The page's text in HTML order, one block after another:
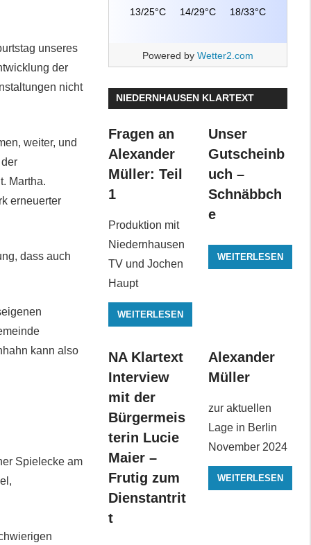
unseres
der
nicht
weiter, und
Martha.
erneuerter
dass auch
kann also
Spielecke am
13/25°C 14/29°C 18/33°C
Powered by Wetter2.com
NIEDERNHAUSEN KLARTEXT
Fragen an
Alexander
Müller: Teil
1
Produktion mit
Niedernhausen
TV und Jochen
Haupt
WEITERLESEN
Unser
Gutscheinb
uch –
Schnäbbch
e
WEITERLESEN
NA Klartext
Interview
mit der
Bürgermeis
terin Lucie
Maier –
Frutig zum
Dienstantrit
t
Alexander
Müller
zur aktuellen
Lage in Berlin
November 2024
WEITERLESEN